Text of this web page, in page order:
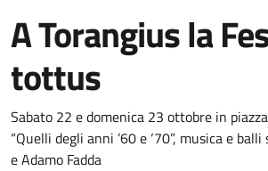
A Torangius la
tottus
Dettaglio dell'evento
Sabato 22 e domenica 23 ottobre in
“Quelli degli anni ’60 e ‘70”, musica e
e Adamo Fadda